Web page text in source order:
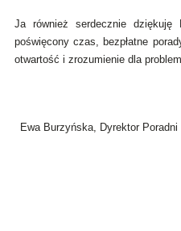
Ja również serdecznie
poświęcony czas, bezpłatne
otwartość i zrozumienie dla
Ewa Burzyńska, Dyrektor